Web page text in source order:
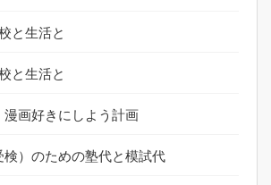
と生活と
と生活と
漫画好きにしよう計画
検）のための塾代と模試代